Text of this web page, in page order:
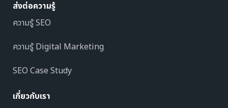
ส่งต่อความรู้
ความรู้ SEO
ความรู้ Digital Marketing
SEO Case Study
เกี่ยวกับเรา